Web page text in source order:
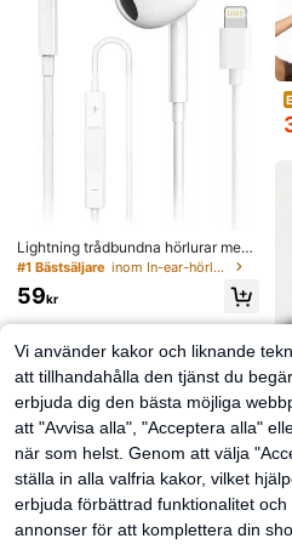
Lightning trådbundna hörlurar med
mikrofon och volymkontroll, kompa
tibla med , HiFi-stereo, brusreducer
ade, kompatibla med 14/13/12/11/X
r är kompatibla med Apple-enheter,
in-ear-design, med HiFi-baseffekt,
ett idealiskt val för pendling med 14
Plus/13/12/11 Pro Max.
#1 Bästsäljare inom In-ear-hörlurar
59kr
Vi använder kakor och liknande
att tillhandahålla den tjänst du
erbjuda dig den bästa möjliga
att "Avvisa alla", "Acceptera alla"
när som helst. Genom att välja
ställa in alla valfria kakor, vilket
erbjuda förbättrad funktionalitet
annonser för att komplettera din